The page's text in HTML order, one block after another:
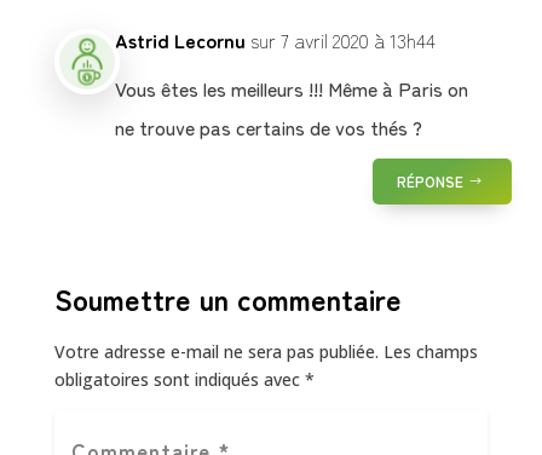
Astrid Lecornu sur 7 avril 2020 à 13h44
Vous êtes les meilleurs !!! Même à Paris on
ne trouve pas certains de vos thés ?
RÉPONSE
Soumettre un commentaire
Votre adresse e-mail ne sera pas publiée. Les champs
obligatoires sont indiqués avec *